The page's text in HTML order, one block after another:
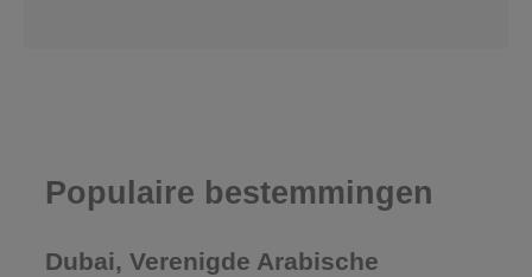
Populaire bestemmingen
Dubai, Verenigde Arabische